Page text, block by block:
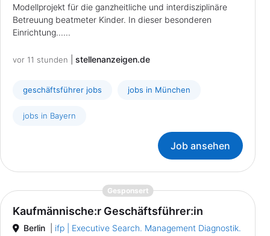
Modellprojekt für die ganzheitliche und interdisziplinäre
Betreuung beatmeter Kinder. In dieser besonderen
Einrichtung......
vor 11 stunden stellenanzeigen.de
geschäftsführer jobs jobs in München
jobs in Bayern
Job ansehen
Gesponsert{prompt.job}
Kaufmännische:r Geschäftsführer:in
Berlin ifp | Executive Search. Management Diagnostik.